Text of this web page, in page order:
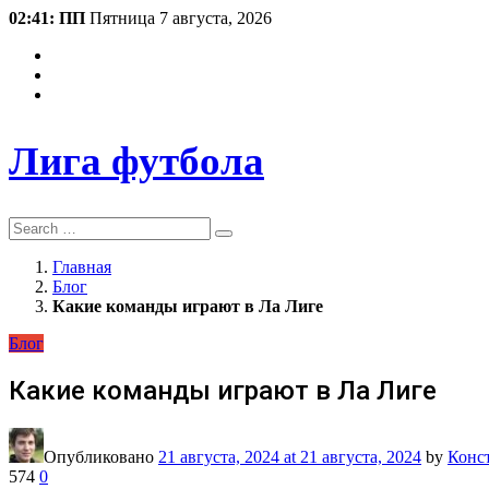
02:41: ПП Пятница 7 августа, 2026
Лига футбола
Search
Главная
Блог
Какие команды играют в Ла Лиге
Блог
Какие команды играют в Ла Лиге
Опубликовано 21 августа, 2024 at 21 августа, 2024 by
574 0